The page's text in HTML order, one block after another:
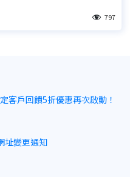
797
客戶回饋5折優惠再次啟動！
址變更通知